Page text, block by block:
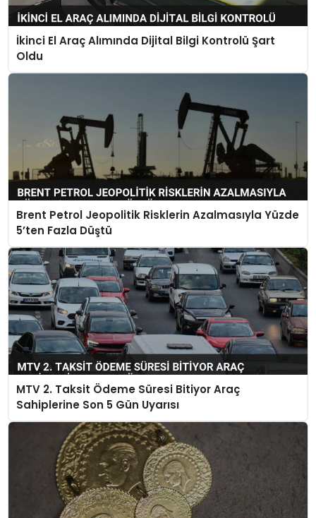
İkinci El Araç Alımında Dijital Bilgi Kontrolü Şart
Oldu
Brent Petrol Jeopolitik Risklerin Azalmasıyla Yüzde
5’ten Fazla Düştü
MTV 2. Taksit Ödeme Süresi Bitiyor Araç
Sahiplerine Son 5 Gün Uyarısı